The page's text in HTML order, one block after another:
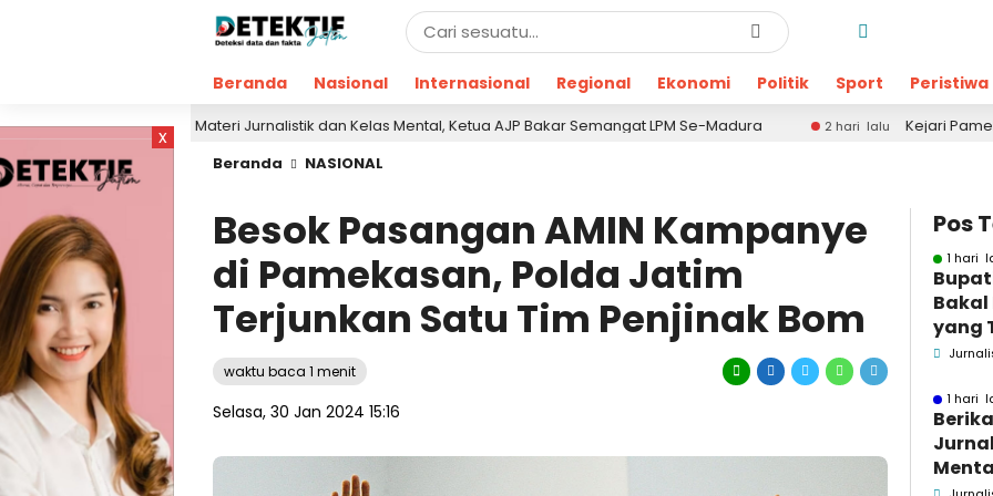
Beranda Nasional Internasional Regional Ekonomi Politik Sport Peristiwa
x
Berikan Materi Jurnalistik dan Kelas Mental, Ketua AJP Bakar Semangat LPM Se-Madura 2 hari lalu Kejari Pamekasan
Beranda NASIONAL
Besok Pasangan AMIN Kampanye
di Pamekasan, Polda Jatim
Terjunkan Satu Tim Penjinak Bom
waktu baca 1 menit
Selasa, 30 Jan 2024 15:16
Pos
1 hari
Bakal
yang
1 hari